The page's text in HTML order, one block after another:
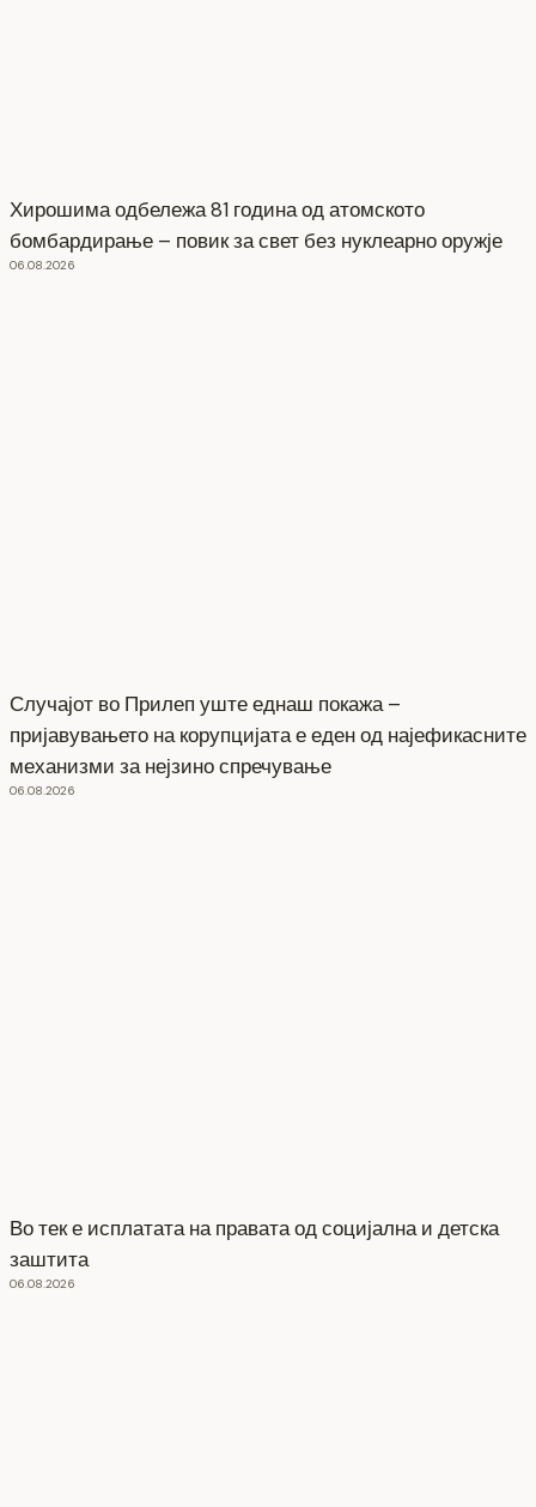
Хирошима одбележа 81 година од атомското
бомбардирање – повик за свет без нуклеарно оружје
06.08.2026
Случајот во Прилеп уште еднаш покажа –
пријавувањето на корупцијата е еден од најефикасните
механизми за нејзино спречување
06.08.2026
Во тек е исплатата на правата од социјална и детска
заштита
06.08.2026